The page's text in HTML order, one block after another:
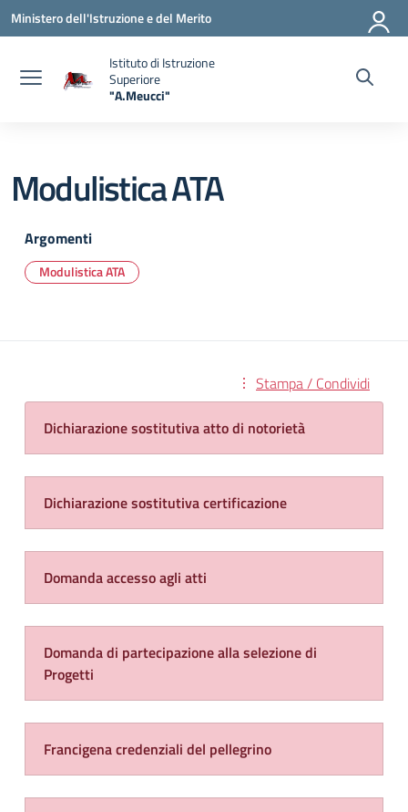
Vai ai contenuti
Vai al menu di navigazione
Vai al footer
Ministero dell'Istruzione e del Merito
Istituto di Istruzione
Superiore
"A.Meucci"
Modulistica ATA
Argomenti
Modulistica ATA
Stampa / Condividi
Dichiarazione sostitutiva atto di notorietà
Dichiarazione sostitutiva certificazione
Domanda accesso agli atti
Domanda di partecipazione alla selezione di
Progetti
Francigena credenziali del pellegrino